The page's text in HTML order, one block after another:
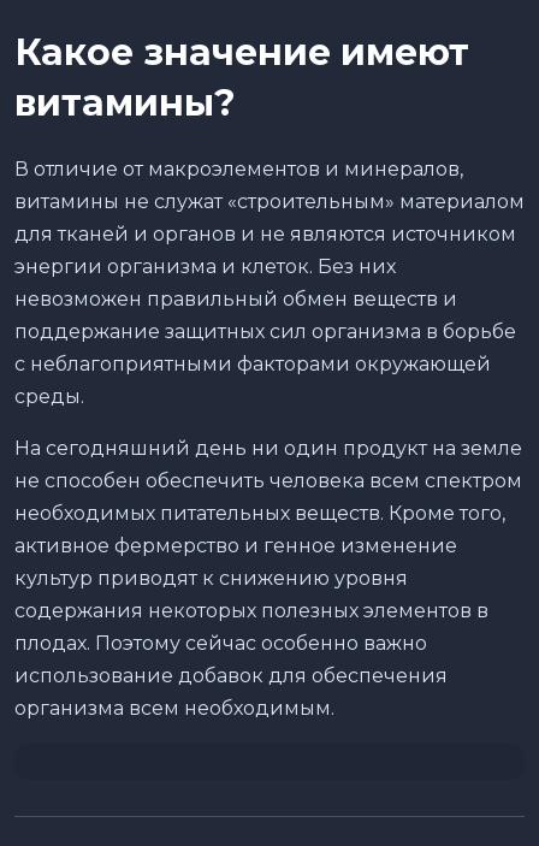
Какое значение имеют
витамины?
В отличие от макроэлементов и минералов,
витамины не служат «строительным» материалом
для тканей и органов и не являются источником
энергии организма и клеток. Без них
невозможен правильный обмен веществ и
поддержание защитных сил организма в борьбе
с неблагоприятными факторами окружающей
среды.
На сегодняшний день ни один продукт на земле
не способен обеспечить человека всем спектром
необходимых питательных веществ. Кроме того,
активное фермерство и генное изменение
культур приводят к снижению уровня
содержания некоторых полезных элементов в
плодах. Поэтому сейчас особенно важно
использование добавок для обеспечения
организма всем необходимым.